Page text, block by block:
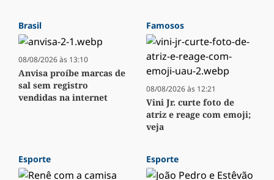
Brasil
08/08/2026 às 13:10
Anvisa proíbe marcas de
sal sem registro
vendidas na internet
Famosos
08/08/2026 às 12:21
Vini Jr. curte foto de
atriz e reage com emoji;
veja
Esporte Esporte